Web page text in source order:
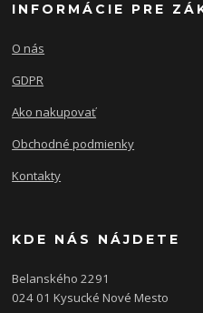
INFORMÁCIE PRE
O nás
GDPR
Ako nakupovať
Obchodné podmienky
Kontakty
KDE NÁS NÁJDETE
Belanského 2291
024 01 Kysucké Nové Mesto